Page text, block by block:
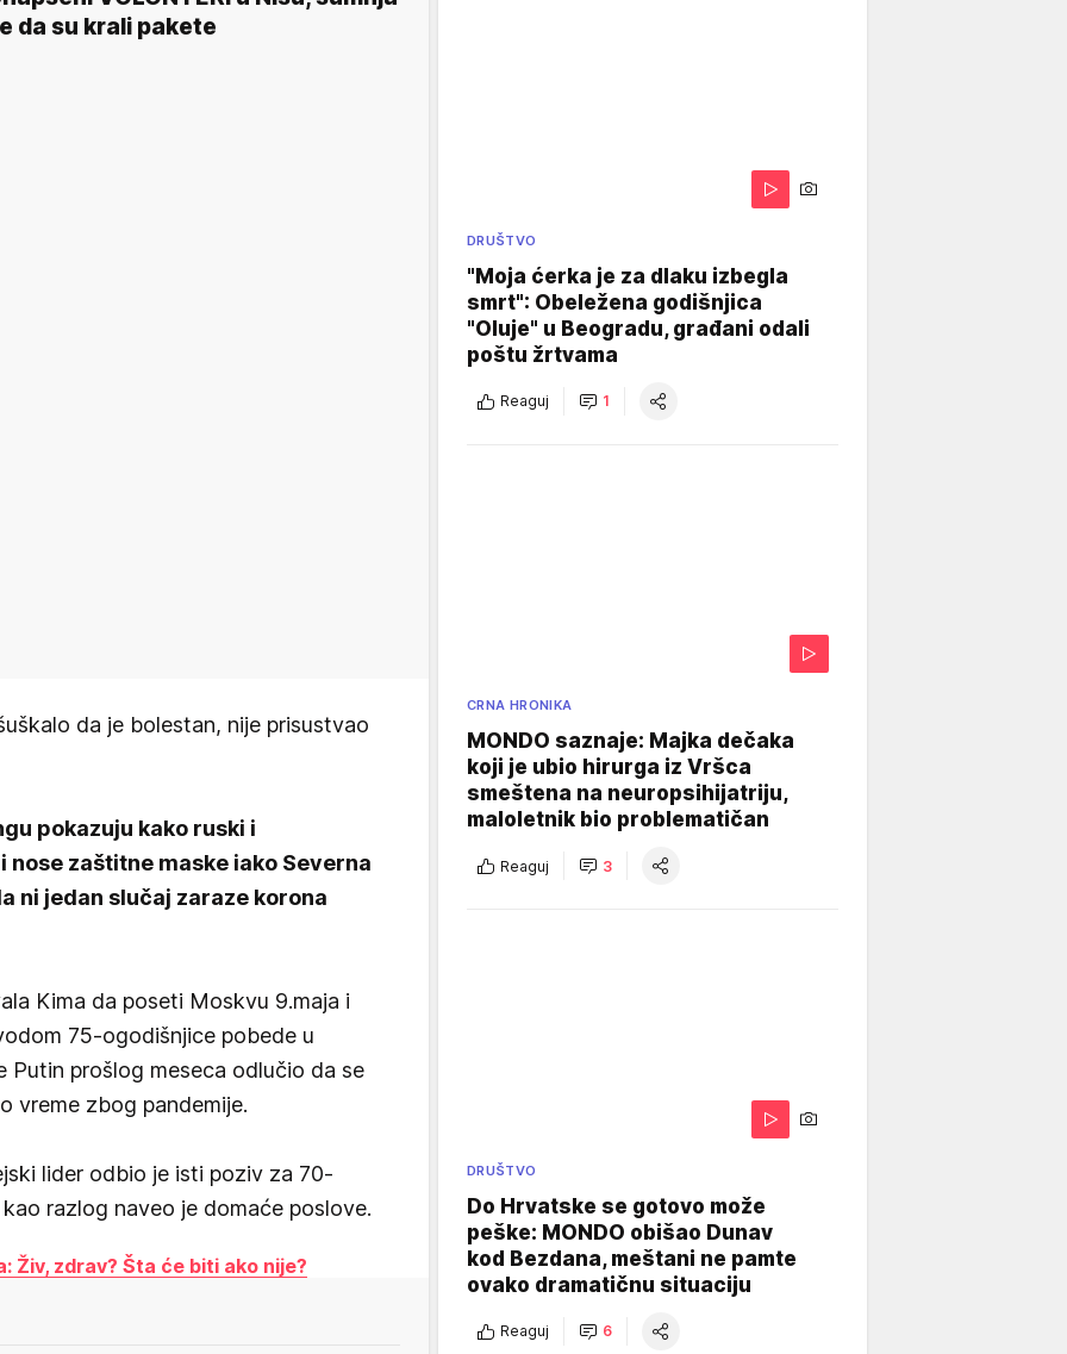
da su krali pakete
da je bolestan, nije prisustvao
pokazuju kako ruski i
zaštitne maske iako Severna
ni jedan slučaj zaraze korona
Kima da poseti Moskvu 9.maja i
75-ogodišnjice pobede u
Putin prošlog meseca odlučio da se
vreme zbog pandemije.
lider odbio je isti poziv za 70-
razlog naveo je domaće poslove.
Živ, zdrav? Šta će biti ako nije?
DRUŠTVO
"Moja ćerka je za dlaku izbegla
smrt": Obeležena godišnjica
"Oluje" u Beogradu, građani odali
poštu žrtvama
Reaguj 1
CRNA HRONIKA
MONDO saznaje: Majka dečaka
koji je ubio hirurga iz Vršca
smeštena na neuropsihijatriju,
maloletnik bio problematičan
Reaguj 3
DRUŠTVO
Do Hrvatske se gotovo može
peške: MONDO obišao Dunav
kod Bezdana, meštani ne pamte
ovako dramatičnu situaciju
Reaguj 6